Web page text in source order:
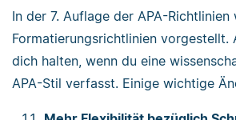
In der 7. Auflage der APA-Richtlinien
Formatierungsrichtlinien vorgestellt.
dich halten, wenn du eine
APA-Stil verfasst. Einige wichtige